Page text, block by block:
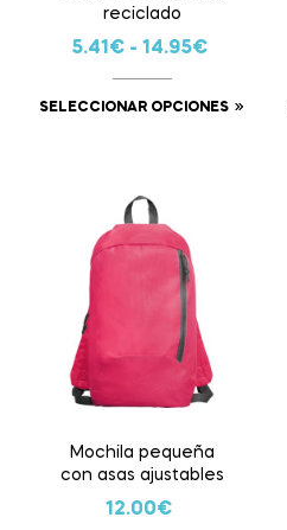
reciclado
5.41€- 14.95€
SELECCIONAR OPCIONES
Mochila pequeña
con asas ajustables
12.00€